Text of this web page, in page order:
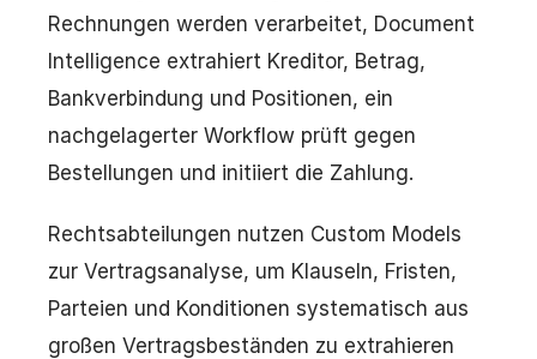
Rechnungen werden verarbeitet, Document
Intelligence extrahiert Kreditor, Betrag,
Bankverbindung und Positionen, ein
nachgelagerter Workflow prüft gegen
Bestellungen und initiiert die Zahlung.
Rechtsabteilungen nutzen Custom Models
zur Vertragsanalyse, um Klauseln, Fristen,
Parteien und Konditionen systematisch aus
großen Vertragsbeständen zu extrahieren